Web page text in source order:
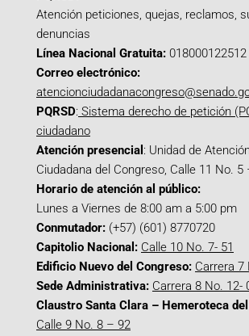
Atención peticiones, quejas, reclamos,
denuncias
Línea Nacional Gratuita: 018000122512
Correo electrónico:
PQRSD: Sistema derecho de petición
ciudadano
Atención presencial : Unidad de
Ciudadana del Congreso, Calle 11 No. 5
Horario de atención al público:
Lunes a Viernes de 8:00 am a 5:00 pm
Conmutador: (+57) (601) 8770720
Capitolio Nacional: Calle 10 No. 7- 51
Edificio Nuevo del Congreso: Carrera 7
Sede Administrativa: Carrera 8 No. 12-
Claustro Santa Clara – Hemeroteca
Calle 9 No. 8 – 92